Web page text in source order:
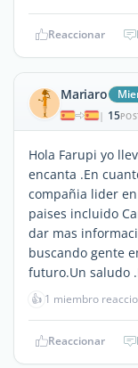
Reaccionar
Mariaro
| 15
Hola Farupi yo
encanta .En
compañia lider
paises incluido
dar mas
buscando gente
futuro.Un saludo
👍 1 miembro
Reaccionar